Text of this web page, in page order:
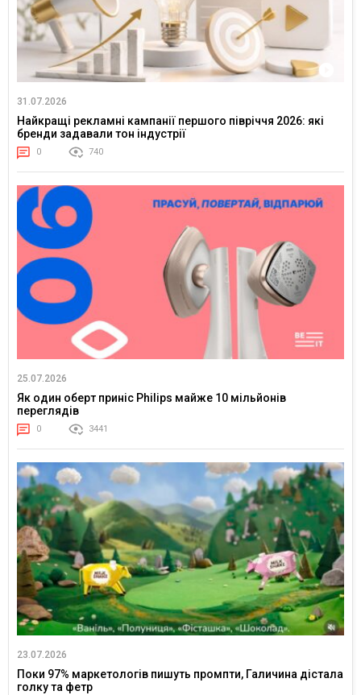
31.07.2026
Найкращі рекламні кампанії першого півріччя 2026: які
бренди задавали тон індустрії
0 740
25.07.2026
Як один оберт приніс Philips майже 10 мільйонів
переглядів
0 3441
23.07.2026
Поки 97% маркетологів пишуть промпти, Галичина дістала
голку та фетр